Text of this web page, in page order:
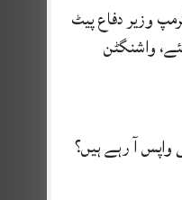
وزیر دفاع پیٹ
واشنگٹن
واپس آ رہے ہیں؟